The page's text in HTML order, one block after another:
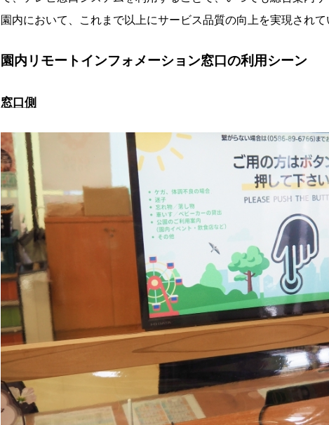
園内において、これまで以上にサービス品質の向上を実現されて
園内リモートインフォメーション窓口の利用シーン
窓口側